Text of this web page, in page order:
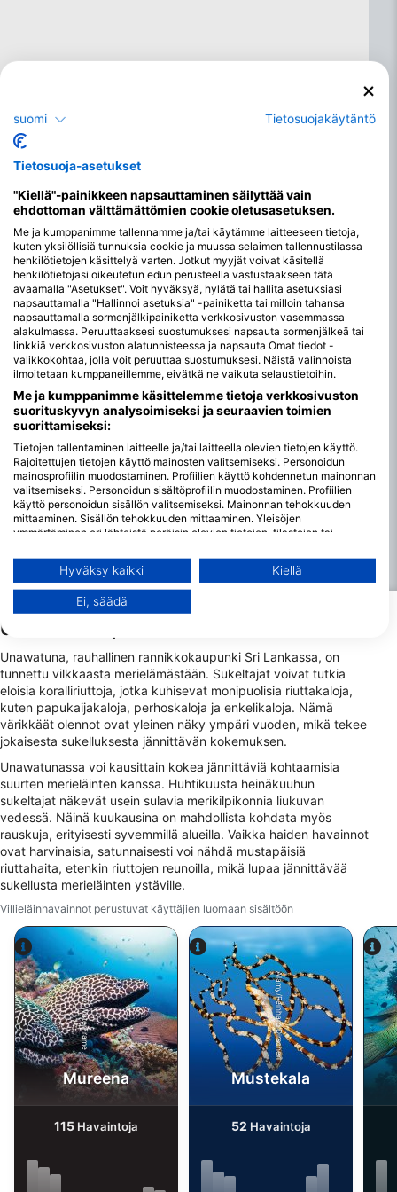
Parhaat kuukaudet sukeltaa
Unawatunassa
Unawatuna, tunnettu sukelluskohde Sri Lankassa, tarjoaa
suotuisat sukellusolosuhteet lähes ympäri vuoden. Veden
lämpötila vaihtelee yleensä välillä 27°C-30°C/81°F-86°F, mikä
tarjoaa mukavan ympäristön sukeltajille. Näkyvyys on
keskimäärin 10-25 metriä, mutta se voi vaihdella
sääolosuhteiden mukaan.
Sukeltaminen Unawatunassa on yleensä mahdollista ympäri
vuoden, mutta parhaat olosuhteet ovat marraskuusta
huhtikuuhun, jolloin meret ovat rauhallisempia ja sää on
ennustettavampi. Toukokuusta lokakuuhun kestävän
monsuunikauden aikana sukeltajat saattavat kokea
voimakkaampia virtauksia ja heikompaa näkyvyyttä
lisääntyneen tuulen ja sateiden vuoksi. Sukellusten suunnittelu
kokemuksen, vaikka sukeltaminen onkin mahdollista
asianmukaisin varotoimin.
Unawatunan parhaat villieläinhavainnot
Unawatuna, rauhallinen rannikkokaupunki Sri Lankassa, on
tunnettu vilkkaasta merielämästään. Sukeltajat voivat tutkia
eloisia koralliriuttoja, jotka kuhisevat monipuolisia riuttakaloja,
kuten papukaijakaloja, perhoskaloja ja enkelikaloja. Nämä
värikkäät olennot ovat yleinen näky ympäri vuoden, mikä tekee
jokaisesta sukelluksesta jännittävän kokemuksen.
Unawatunassa voi kausittain kokea jännittäviä kohtaamisia
suurten merieläinten kanssa. Huhtikuusta heinäkuuhun
sukeltajat näkevät usein sulavia merikilpikonnia liukuvan
vedessä. Näinä kuukausina on mahdollista kohdata myös
rauskuja, erityisesti syvemmillä alueilla. Vaikka haiden havainnot
ovat harvinaisia, satunnaisesti voi nähdä mustapäisiä
riuttahaita, etenkin riuttojen reunoilla, mikä lupaa jännittävää
sukellusta merieläinten ystäville.
Villieläinhavainnot perustuvat käyttäjien luomaan sisältöön
Alamy-WaterFrame
Mureena
115 Havaintoja
Alamy/Reinhard Dirscherl
Mustekala
52 Havaintoja
suomi Tietosuojakäytäntö
Tietosuoja-asetukset
"Kiellä"-painikkeen napsauttaminen säilyttää vain
ehdottoman välttämättömien cookie oletusasetuksen.
Me ja kumppanimme tallennamme ja/tai käytämme laitteeseen tietoja,
kuten yksilöllisiä tunnuksia cookie ja muussa selaimen tallennustilassa
henkilötietojen käsittelyä varten. Jotkut myyjät voivat käsitellä
henkilötietojasi oikeutetun edun perusteella vastustaakseen tätä
avaamalla "Asetukset". Voit hyväksyä, hylätä tai hallita asetuksiasi
napsauttamalla "Hallinnoi asetuksia" -painiketta tai milloin tahansa
napsauttamalla sormenjälkipainiketta verkkosivuston vasemmassa
alakulmassa. Peruuttaaksesi suostumuksesi napsauta sormenjälkeä tai
linkkiä verkkosivuston alatunnisteessa ja napsauta Omat tiedot -
valikkokohtaa, jolla voit peruuttaa suostumuksesi. Näistä valinnoista
ilmoitetaan kumppaneillemme, eivätkä ne vaikuta selaustietoihin.
Me ja kumppanimme käsittelemme tietoja verkkosivuston
suorituskyvyn analysoimiseksi ja seuraavien toimien
suorittamiseksi:
Tietojen tallentaminen laitteelle ja/tai laitteella olevien tietojen käyttö.
Rajoitettujen tietojen käyttö mainosten valitsemiseksi. Personoidun
mainosprofiilin muodostaminen. Profiilien käyttö kohdennetun mainonnan
valitsemiseksi. Personoidun sisältöprofiilin muodostaminen. Profiilien
käyttö personoidun sisällön valitsemiseksi. Mainonnan tehokkuuden
mittaaminen. Sisällön tehokkuuden mittaaminen. Yleisöjen
ymmärtäminen eri lähteistä peräisin olevien tietojen, tilastojen tai
Rajoitettujen tietojen käyttö sisällön valitsemiseen.
Lisätietoja Googlen tavasta käyttää tietoja löydät täältä:
https://business.safety.google/privacy/
Tietoja voidaan jakaa Euroopan unionin ulkopuolelle ja lähettää
Suostumuksesi ja cookie koskevat vain tätä verkkosivustoa/sovellusta.
Näytä kumppaniluettelo (1 IAB Vendors)
Käytämme tietojasi seuraaviin tarkoituksiin:
IAB:n käsittelytarkoitukset:
Tietojen tallentaminen laitteelle ja/tai
laitteella olevien tietojen käyttö
Rajoitettujen tietojen käyttö mainosten
valitsemiseksi
Personoidun mainosprofiilin
muodostaminen
Profiilien käyttö kohdennetun mainonnan
valitsemiseksi
Personoidun sisältöprofiilin muodostaminen
Profiilien käyttö personoidun sisällön
valitsemiseksi
Mainonnan tehokkuuden mittaaminen
Sisällön tehokkuuden mittaaminen
Yleisöjen ymmärtäminen eri lähteistä
peräisin olevien tietojen, tilastojen tai
yhdistelmien avulla
Palvelujen kehittäminen ja parantaminen
Hyväksy kaikki Kiellä
Ei, säädä